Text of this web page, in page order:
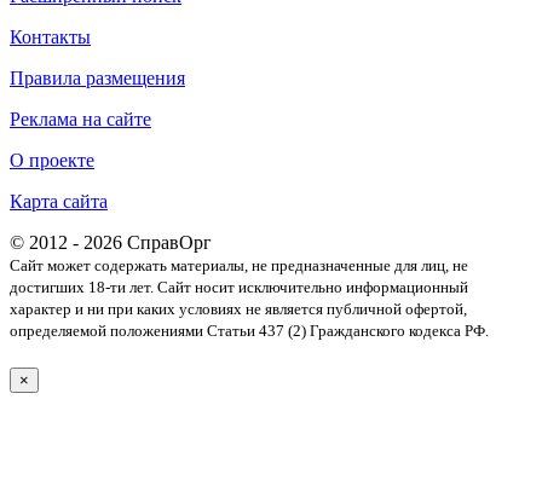
Контакты
Правила размещения
Реклама на сайте
О проекте
Карта сайта
© 2012 - 2026 СправОрг
Сайт может содержать материалы, не предназначенные для лиц, не
достигших 18-ти лет. Cайт носит исключительно информационный
характер и ни при каких условиях не является публичной офертой,
определяемой положениями Статьи 437 (2) Гражданского кодекса РФ.
×